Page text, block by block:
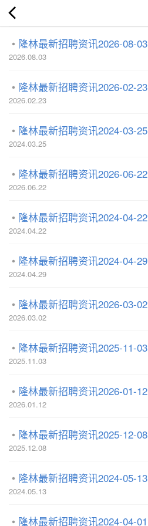
隆林最新招聘资讯2026-08-03
2026.08.03
隆林最新招聘资讯2026-02-23
2026.02.23
隆林最新招聘资讯2024-03-25
2024.03.25
隆林最新招聘资讯2026-06-22
2026.06.22
隆林最新招聘资讯2024-04-22
2024.04.22
隆林最新招聘资讯2024-04-29
2024.04.29
隆林最新招聘资讯2026-03-02
2026.03.02
隆林最新招聘资讯2025-11-03
2025.11.03
隆林最新招聘资讯2026-01-12
2026.01.12
隆林最新招聘资讯2025-12-08
2025.12.08
隆林最新招聘资讯2024-05-13
2024.05.13
隆林最新招聘资讯2024-04-01